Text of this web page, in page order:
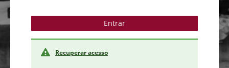
Recuperar acesso